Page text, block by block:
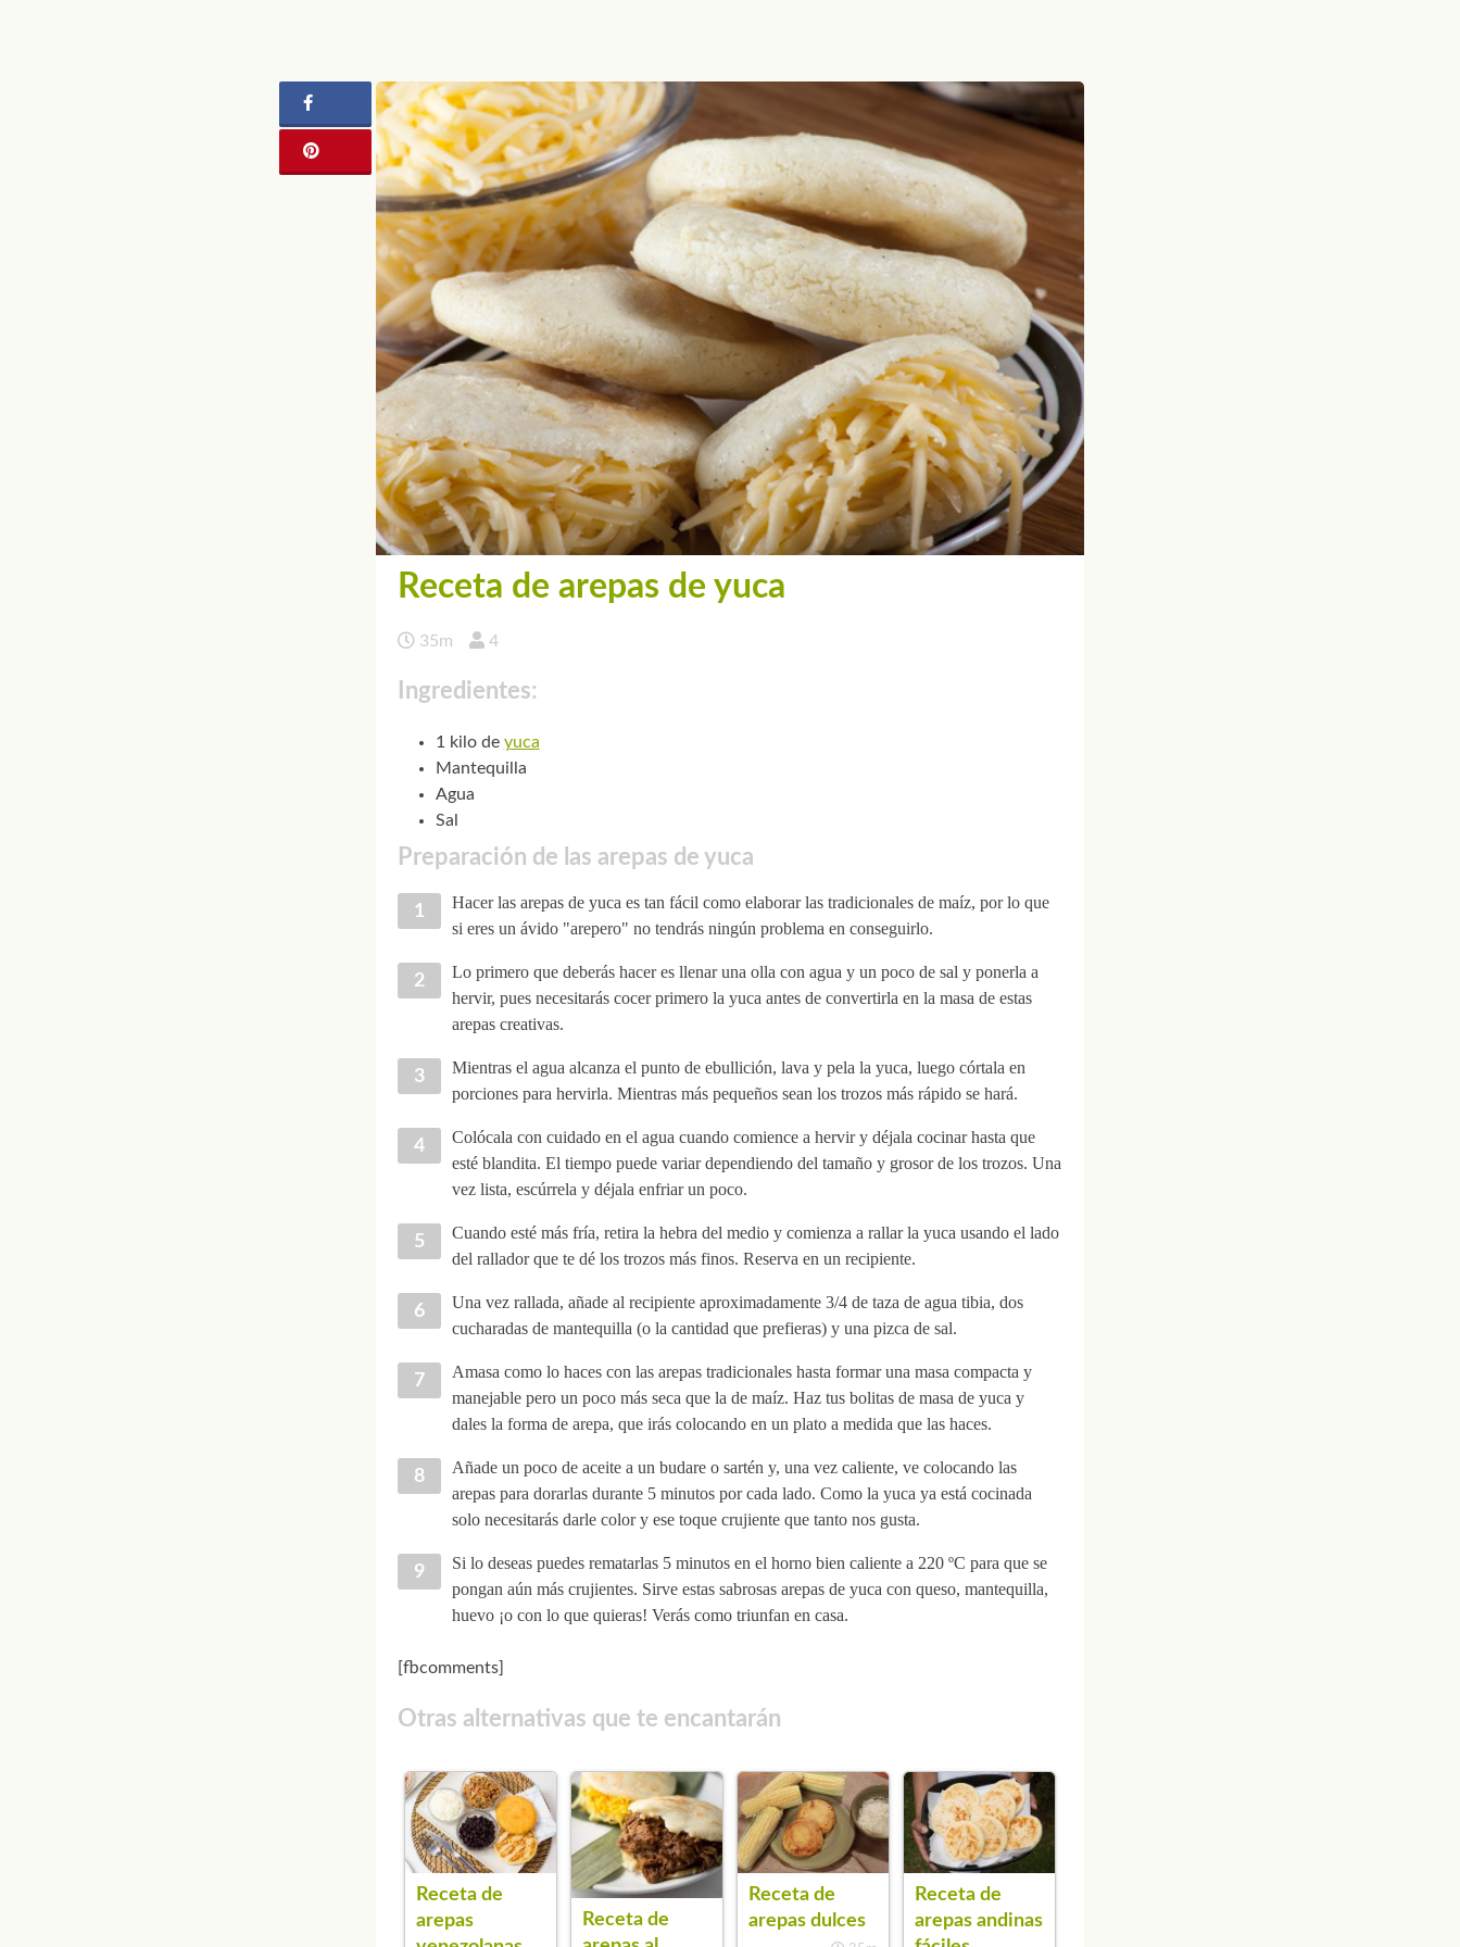
Receta de arepas de yuca
35m 4
Ingredientes:
1 kilo de yuca
Mantequilla
Agua
Sal
Preparación de las arepas de yuca
Hacer las arepas de yuca es tan fácil como elaborar las tradicionales de maíz, por lo que
si eres un ávido "arepero" no tendrás ningún problema en conseguirlo.
Lo primero que deberás hacer es llenar una olla con agua y un poco de sal y ponerla a
hervir, pues necesitarás cocer primero la yuca antes de convertirla en la masa de estas
arepas creativas.
Mientras el agua alcanza el punto de ebullición, lava y pela la yuca, luego córtala en
porciones para hervirla. Mientras más pequeños sean los trozos más rápido se hará.
Colócala con cuidado en el agua cuando comience a hervir y déjala cocinar hasta que
esté blandita. El tiempo puede variar dependiendo del tamaño y grosor de los trozos. Una
vez lista, escúrrela y déjala enfriar un poco.
Cuando esté más fría, retira la hebra del medio y comienza a rallar la yuca usando el lado
del rallador que te dé los trozos más finos. Reserva en un recipiente.
Una vez rallada, añade al recipiente aproximadamente 3/4 de taza de agua tibia, dos
cucharadas de mantequilla (o la cantidad que prefieras) y una pizca de sal.
Amasa como lo haces con las arepas tradicionales hasta formar una masa compacta y
manejable pero un poco más seca que la de maíz. Haz tus bolitas de masa de yuca y
dales la forma de arepa, que irás colocando en un plato a medida que las haces.
Añade un poco de aceite a un budare o sartén y, una vez caliente, ve colocando las
arepas para dorarlas durante 5 minutos por cada lado. Como la yuca ya está cocinada
solo necesitarás darle color y ese toque crujiente que tanto nos gusta.
Si lo deseas puedes rematarlas 5 minutos en el horno bien caliente a 220 ºC para que se
pongan aún más crujientes. Sirve estas sabrosas arepas de yuca con queso, mantequilla,
huevo ¡o con lo que quieras! Verás como triunfan en casa.
[fbcomments]
Otras alternativas que te encantarán
Receta de
arepas
Receta de
Receta de
arepas dulces
Receta de
arepas andinas